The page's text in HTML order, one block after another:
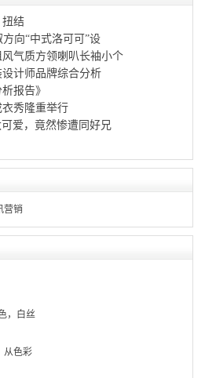
扭结
向“中式洛可可”设
气质方领喇叭长袖小个
计师品牌综合分析
报告》
秀隆重举行
爱，竟然惨遭同好兄
营销
，白丝
从色彩